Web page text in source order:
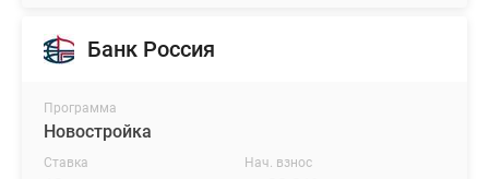
Банк Россия
Программа
Новостройка
Ставка Нач. взнос